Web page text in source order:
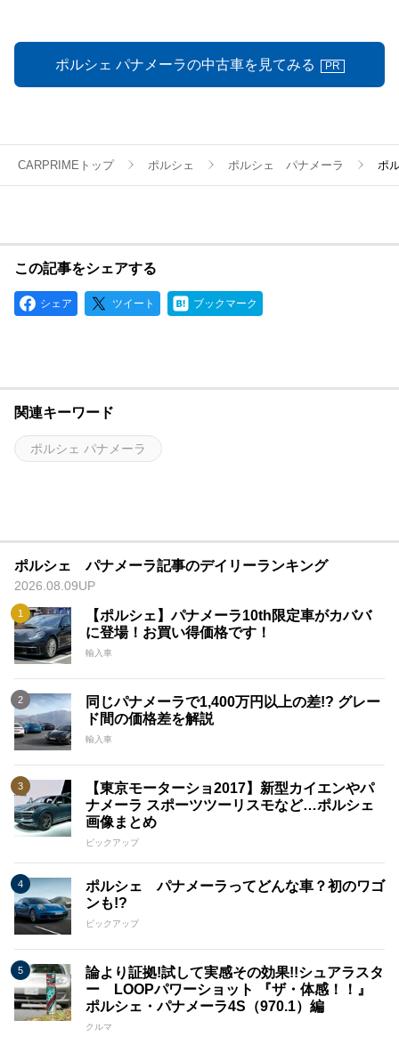
ポルシェ パナメーラの中古車を見てみる PR
CARPRIMEトップ ポルシェ ポルシェ パナメーラ ポ
この記事をシェアする
シェア ツイート ブックマーク
関連キーワード
ポルシェ パナメーラ
ポルシェ パナメーラ記事のデイリーランキング
2026.08.09UP
【ポルシェ】パナメーラ10th限定車がカババ
に登場！お買い得価格です！
輸入車
同じパナメーラで1,400万円以上の差!? グレー
ド間の価格差を解説
輸入車
【東京モーターショ2017】新型カイエンやパ
ナメーラ スポーツツーリスモなど…ポルシェ
画像まとめ
ピックアップ
ポルシェ パナメーラってどんな車？初のワゴ
ンも!?
ピックアップ
論より証拠!試して実感その効果!!シュアラスタ
ー LOOPパワーショット 『ザ・体感！！』
ポルシェ・パナメーラ4S（970.1）編
クルマ